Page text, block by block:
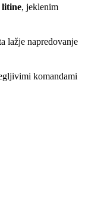
litine, jeklenim
lažje napredovanje
komandami